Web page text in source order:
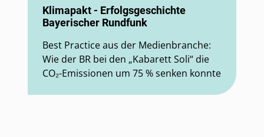
Klimapakt - Erfolgsgeschichte
Bayerischer Rundfunk
Best Practice aus der Medienbranche:
Wie der BR bei den „Kabarett Soli“ die
CO₂-Emissionen um 75 % senken konnte